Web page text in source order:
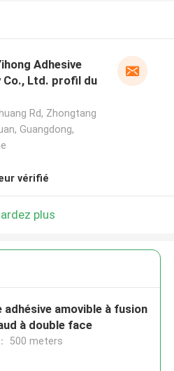
Adhesive
Co., Ltd. profil du
Rd, Zhongtang
Guangdong,
vérifié
plus
adhésive amovible à fusion
à double face
500 meters